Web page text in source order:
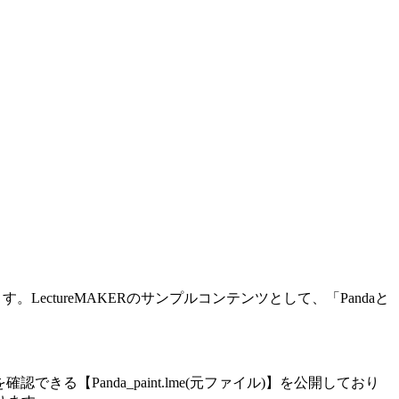
LectureMAKERのサンプルコンテンツとして、「Pandaと
認できる【Panda_paint.lme(元ファイル)】を公開しており